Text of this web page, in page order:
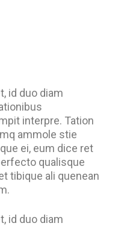
id duo diam
interpre. Tation
ammole stie
ei, eum dice ret
qualisque
tibique ali quenean
id duo diam